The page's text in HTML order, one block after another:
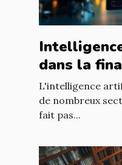
dans la
croissance
L'intelligence
de nombreux
fait pas...